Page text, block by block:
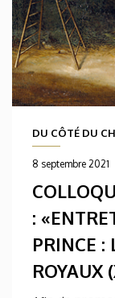
DU CÔTÉ DU
8 septembre 2021
:
PRINCE :
ROYAUX